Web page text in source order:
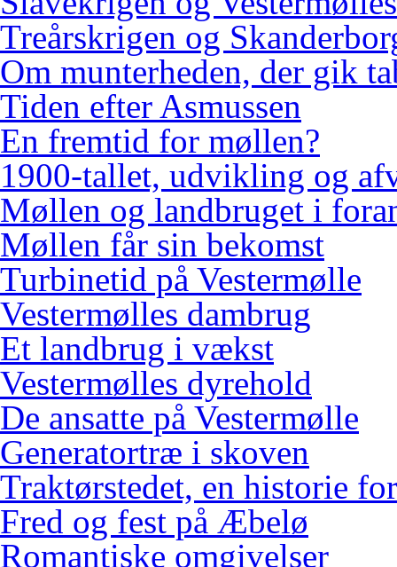
Treårskrigen og
Om munterheden, der gik
Tiden efter Asmussen
En fremtid for møllen?
1900-tallet, udvikling og
Møllen og landbruget i
Møllen får sin bekomst
Turbinetid på Vestermølle
Vestermølles dambrug
Et landbrug i vækst
Vestermølles dyrehold
De ansatte på Vestermølle
Generatortræ i skoven
Traktørstedet, en historie
Fred og fest på Æbelø
Romantiske omgivelser